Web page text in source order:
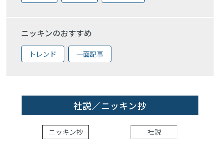
ニッキンのおすすめ
トレンド 一面記事
社説／ニッキン抄
ニッキン抄 社説